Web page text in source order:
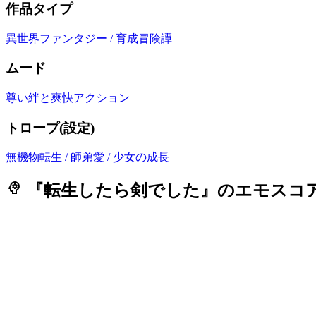
作品タイプ
異世界ファンタジー / 育成冒険譚
ムード
尊い絆と爽快アクション
トロープ(設定)
無機物転生 / 師弟愛 / 少女の成長
psychology 『転生したら剣でした』のエモスコ